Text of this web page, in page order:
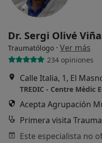
Dr. Sergi Olivé
Traumatólogo · Ver más
234 opiniones
Calle Italia, 1, El
TREDIC - Centre Mèdic
Acepta Agrupación
Primera visita